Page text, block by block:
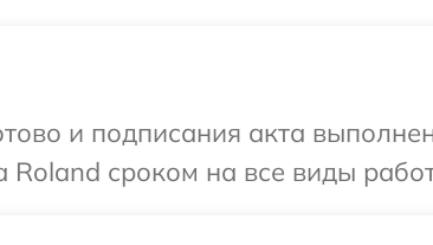
и подписания акта
Roland сроком на все виды